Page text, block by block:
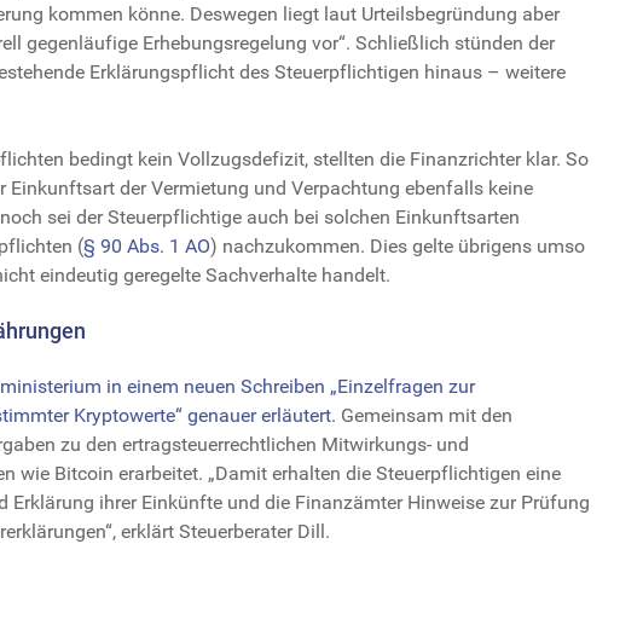
kommen könne. Deswegen liegt laut Urteilsbegründung aber
gegenläufige Erhebungsregelung vor“. Schließlich stünden der
Erklärungspflicht des Steuerpflichtigen hinaus – weitere
bedingt kein Vollzugsdefizit, stellten die Finanzrichter klar. So
Einkunftsart der Vermietung und Verpachtung ebenfalls keine
sei der Steuerpflichtige auch bei solchen Einkunftsarten
(§ 90 Abs. 1 AO) nachzukommen. Dies gelte übrigens umso
eindeutig geregelte Sachverhalte handelt.
in einem neuen Schreiben „Einzelfragen zur
Kryptowerte“ genauer erläutert. Gemeinsam mit den
zu den ertragsteuerrechtlichen Mitwirkungs- und
wie Bitcoin erarbeitet. „Damit erhalten die Steuerpflichtigen eine
ihrer Einkünfte und die Finanzämter Hinweise zur Prüfung
erklärt Steuerberater Dill.